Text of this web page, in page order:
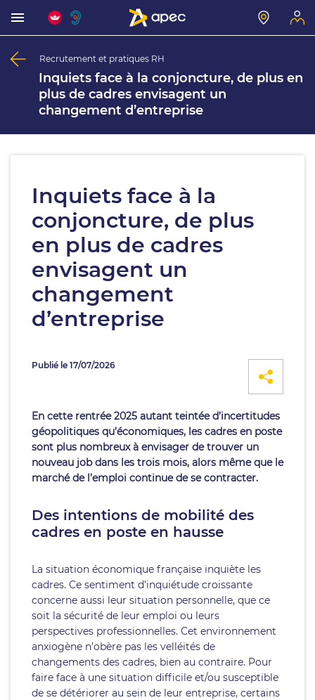
Recrutement et pratiques RH
Inquiets face à la conjoncture, de plus en
plus de cadres envisagent un
changement d’entreprise
Inquiets face à la
conjoncture, de plus
en plus de cadres
envisagent un
changement
d’entreprise
Publié le 17/07/2026
En cette rentrée 2025 autant teintée d’incertitudes
géopolitiques qu’économiques, les cadres en poste
sont plus nombreux à envisager de trouver un
nouveau job dans les trois mois, alors même que le
marché de l’emploi continue de se contracter.
Des intentions de mobilité des
cadres en poste en hausse
La situation économique française inquiète les
cadres. Ce sentiment d’inquiétude croissante
concerne aussi leur situation personnelle, que ce
soit la sécurité de leur emploi ou leurs
perspectives professionnelles. Cet environnement
anxiogène n’obère pas les velléités de
changements des cadres, bien au contraire. Pour
faire face à une situation difficile et/ou susceptible
de se détériorer au sein de leur entreprise, certains